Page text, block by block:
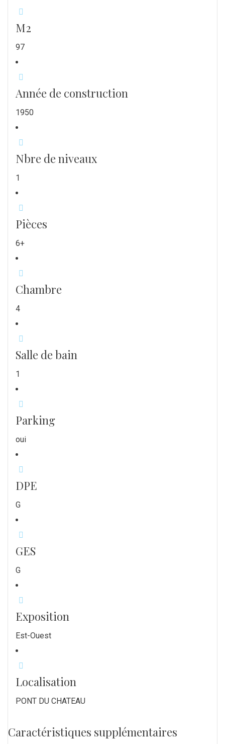
M2
97
Année de construction
1950
Nbre de niveaux
1
Pièces
6+
Chambre
4
Salle de bain
1
Parking
oui
DPE
G
GES
G
Exposition
Est-Ouest
Localisation
PONT DU CHATEAU
Caractéristiques supplémentaires